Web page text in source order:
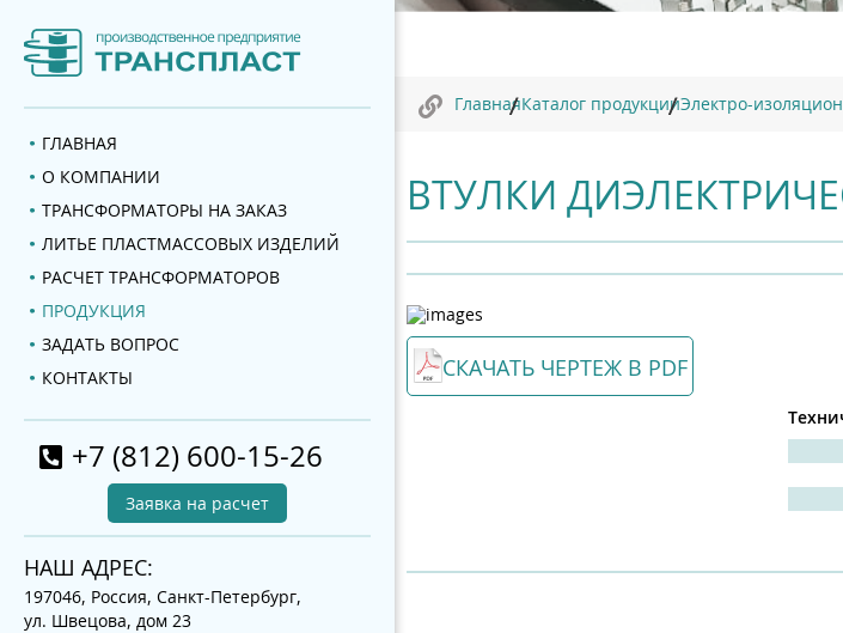
ГЛАВНАЯ
О КОМПАНИИ
ТРАНСФОРМАТОРЫ НА ЗАКАЗ
ЛИТЬЕ ПЛАСТМАССОВЫХ ИЗДЕЛИЙ
РАСЧЕТ ТРАНСФОРМАТОРОВ
ПРОДУКЦИЯ
ЗАДАТЬ ВОПРОС
КОНТАКТЫ
+7 (812) 600-15-26
Заявка на расчет
НАШ АДРЕС:
197046, Россия, Санкт-Петербург,
ул. Швецова, дом 23
ГлавнаяКаталог продукцииЭлектро-
ВТУЛКИ
СКАЧАТЬ ЧЕРТЕЖ В PDF